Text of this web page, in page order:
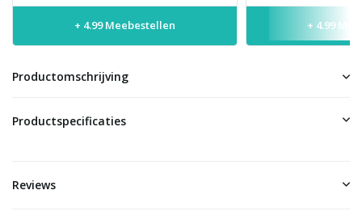
+ 4.99 Meebestellen + 4.99
Productomschrijving
Productspecificaties
Reviews